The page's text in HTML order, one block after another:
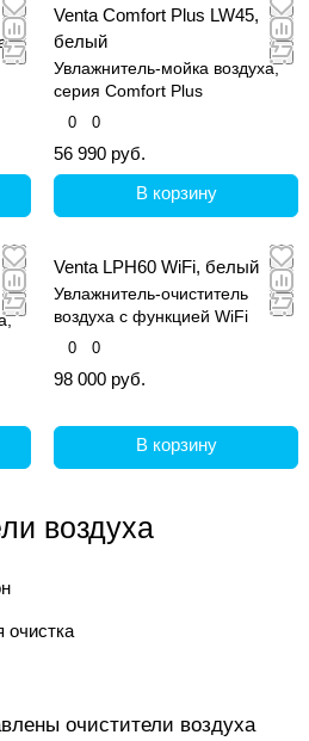
с
Venta Comfort Plus LW45,
белый
Увлажнитель-мойка воздуха,
серия Comfort Plus
0 0
56 990 руб.
В корзину
Venta LPH60 WiFi, белый
Увлажнитель-очиститель
воздуха с функцией WiFi
0 0
98 000 руб.
В корзину
воздуха
очистка
очистители воздуха